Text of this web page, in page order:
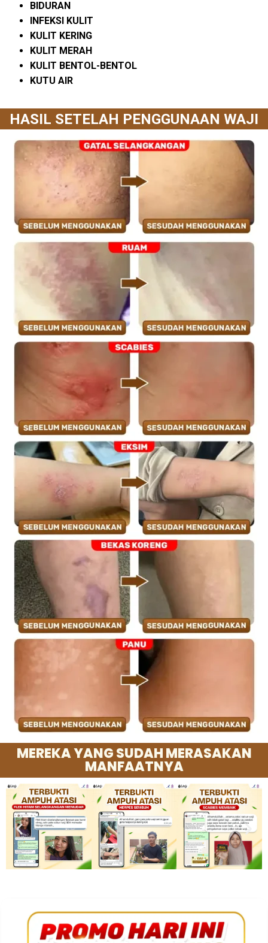
BIDURAN
INFEKSI KULIT
KULIT KERING
KULIT MERAH
KULIT BENTOL-BENTOL
KUTU AIR
HASIL SETELAH PENGGUNAAN WAJI
MEREKA YANG SUDAH MERASAKAN
MANFAATNYA